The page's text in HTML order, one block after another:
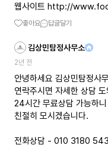
웹사이트 http://
좋아요 답글달기
김상민탐정사무소
2년 전
안녕하세요 김상민탐정사
연락주시면 자세한 상담
24시간 무료상담 가능하
친절히 모시겠습니다.
전화상담 - 010 3180